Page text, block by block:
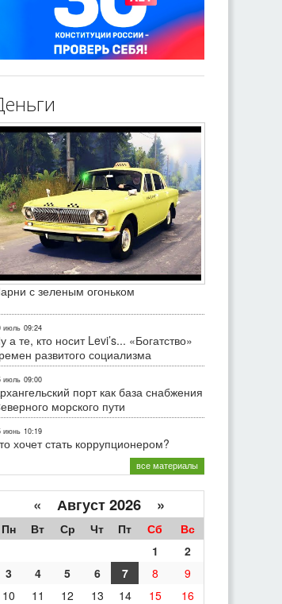
с зеленым огоньком
июль 09:24
а те, кто носит Levi’s... «Богатство»
развитого социализма
июль 09:00
порт как база снабжения
морского пути
июнь 10:19
хочет стать коррупционером?
все материалы
« Август 2026 »
Пн Вт Ср Чт Пт Сб
Вс
1
2
3
4 5 6 7 8
9
10
11 12 13 14 15
16